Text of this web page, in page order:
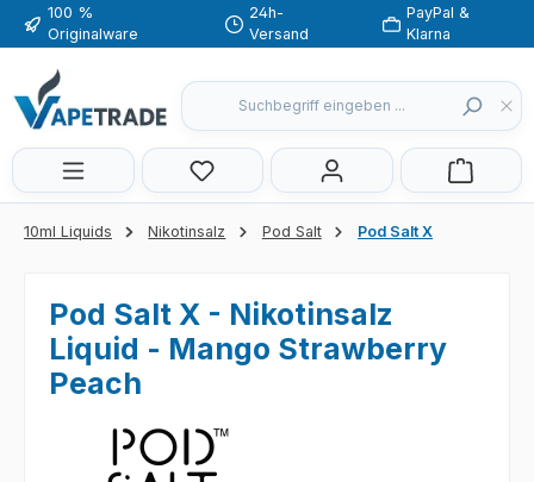
Zum Hauptinhalt springen
100 %
Originalware
24h-
Versand
PayPal &
Klarna
Du hast 0 Produkte auf dem
10ml Liquids Nikotinsalz Pod Salt Pod Salt X
Pod Salt X - Nikotinsalz
Liquid - Mango Strawberry
Peach